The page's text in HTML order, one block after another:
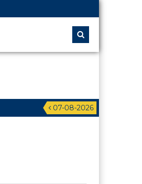
07-08-2026